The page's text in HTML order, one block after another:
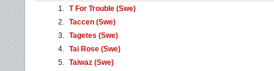
1. T For Trouble (Swe)
2. Taccen (Swe)
3. Tagetes (Swe)
4. Tai Rose (Swe)
5. Taiwaz (Swe)